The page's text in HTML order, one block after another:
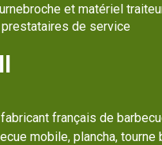
et matériel
de service
français de
mobile, plancha, tourne